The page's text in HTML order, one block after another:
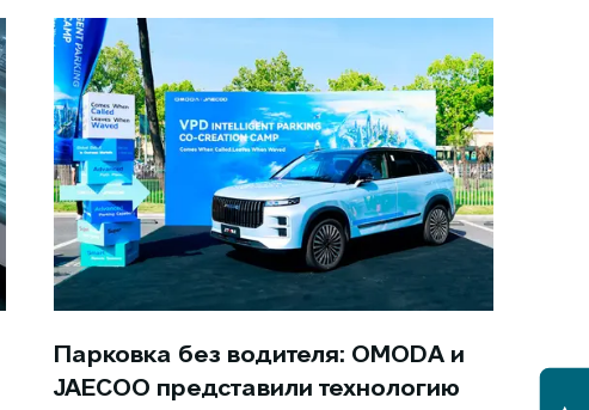
Парковка без водителя: OMODA и
JAECOO представили технологию